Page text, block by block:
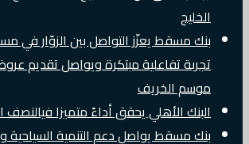
الخليج
بنك مسقط يعزّز التواصل بين الزوّار في
تجربة تفاعلية مبتكرة ويواصل تقديم
موسم الخريف
البنك الأهلي يحقق أداءً متميزا فيالنصف
بنك مسقط يواصل دعم التنمية السياحية